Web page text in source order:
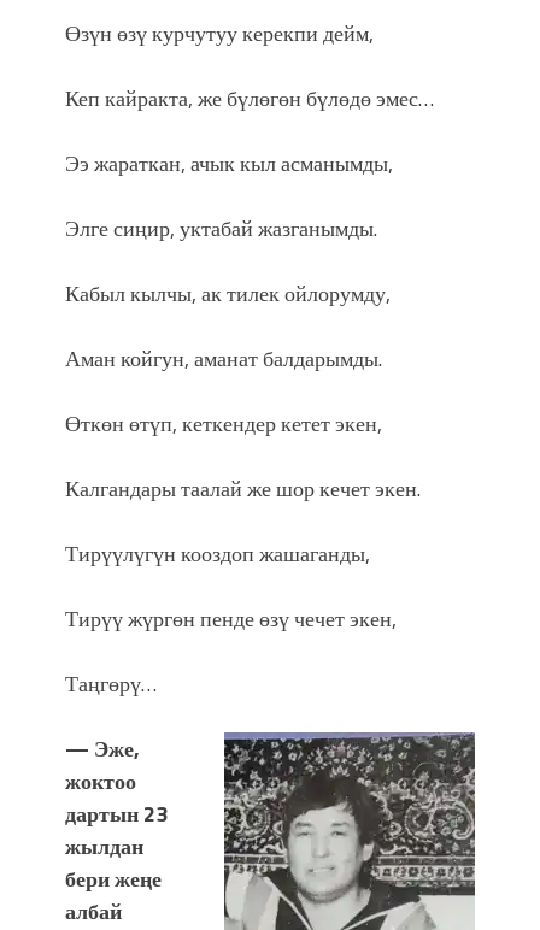
Өзүн өзү курчутуу керекпи дейм,
Кеп кайракта, же бүлөгөн бүлөдө эмес…
Ээ жараткан, ачык кыл асманымды,
Элге сиңир, уктабай жазганымды.
Кабыл кылчы, ак тилек ойлорумду,
Аман койгун, аманат балдарымды.
Өткөн өтүп, кеткендер кетет экен,
Калгандары таалай же шор кечет экен.
Тирүүлүгүн кооздоп жашаганды,
Тирүү жүргөн пенде өзү чечет экен,
Таңгөрү…
— Эже,
жоктоо
дартын 23
жылдан
бери жеңе
албай